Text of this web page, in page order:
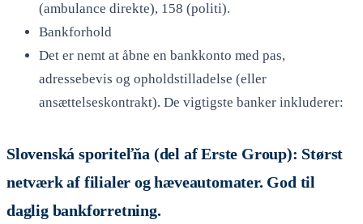
(ambulance direkte), 158 (politi).
Bankforhold
Det er nemt at åbne en bankkonto med pas,
adressebevis og opholdstilladelse (eller
ansættelseskontrakt). De vigtigste banker inkluderer:
Slovenská sporiteľňa (del af Erste Group): Størst
netværk af filialer og hæveautomater. God til
daglig bankforretning.